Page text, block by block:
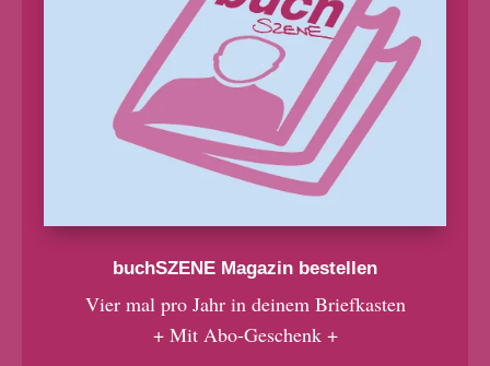
buchSZENE Magazin bestellen
Vier mal pro Jahr in deinem Briefkasten
+ Mit Abo-Geschenk +